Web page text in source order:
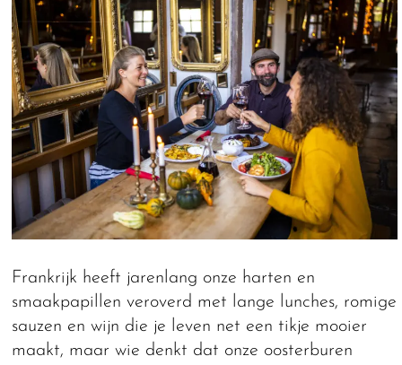
Frankrijk heeft jarenlang onze harten en
smaakpapillen veroverd met lange lunches, romige
sauzen en wijn die je leven net een tikje mooier
maakt, maar wie denkt dat onze oosterburen